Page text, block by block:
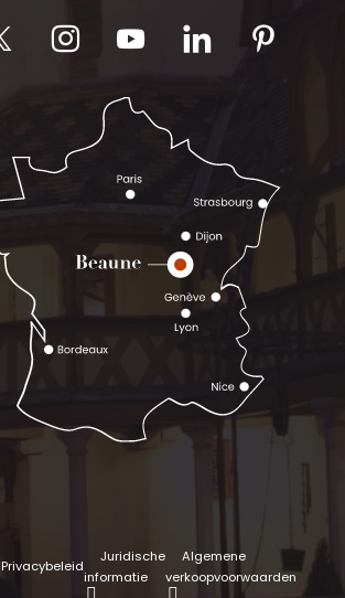
Privacybeleid
Juridische
informatie
Algemene
verkoopvoorwaarden